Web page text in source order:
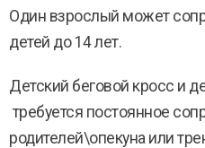
Один взрослый может
детей до 14 лет.
Детский беговой кросс и
требуется постоянное
родителей\опекуна или